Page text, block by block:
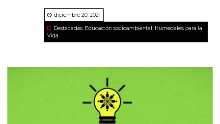
diciembre 20, 2021
Destacadas, Educación socioambiental , Humedales para la
Vida